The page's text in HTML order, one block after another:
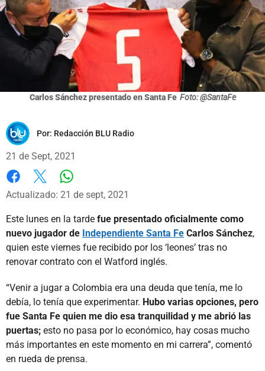
Carlos Sánchez presentado en Santa Fe Foto: @SantaFe
Por: Redacción BLU Radio
21 de Sept, 2021
Facebook
X
Actualizado: 21 de sept, 2021
Este lunes en la tarde fue presentado oficialmente como
nuevo jugador de Independiente Santa Fe Carlos Sánchez,
quien este viernes fue recibido por los ‘leones’ tras no
renovar contrato con el Watford inglés.
“Venir a jugar a Colombia era una deuda que tenía, me lo
debía, lo tenía que experimentar. Hubo varias opciones, pero
fue Santa Fe quien me dio esa tranquilidad y me abrió las
puertas; esto no pasa por lo económico, hay cosas mucho
más importantes en este momento en mi carrera”, comentó
en rueda de prensa.